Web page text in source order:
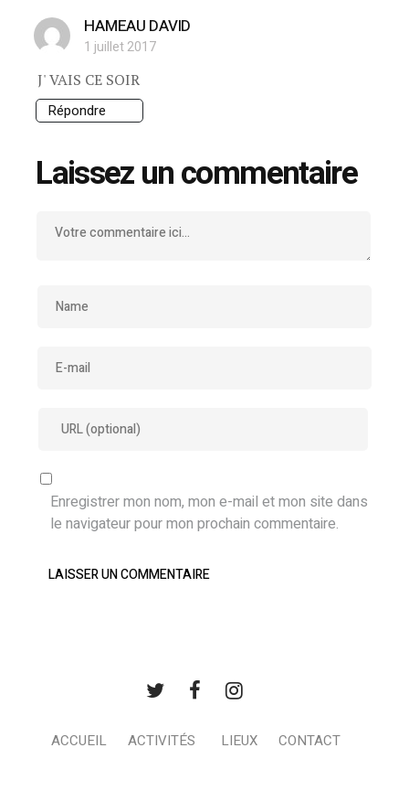
HAMEAU DAVID
1 juillet 2017
J' VAIS CE SOIR
Répondre
Laissez un commentaire
Enregistrer mon nom, mon e-mail et mon site dans
le navigateur pour mon prochain commentaire.
ACCUEIL ACTIVITÉS LIEUX CONTACT